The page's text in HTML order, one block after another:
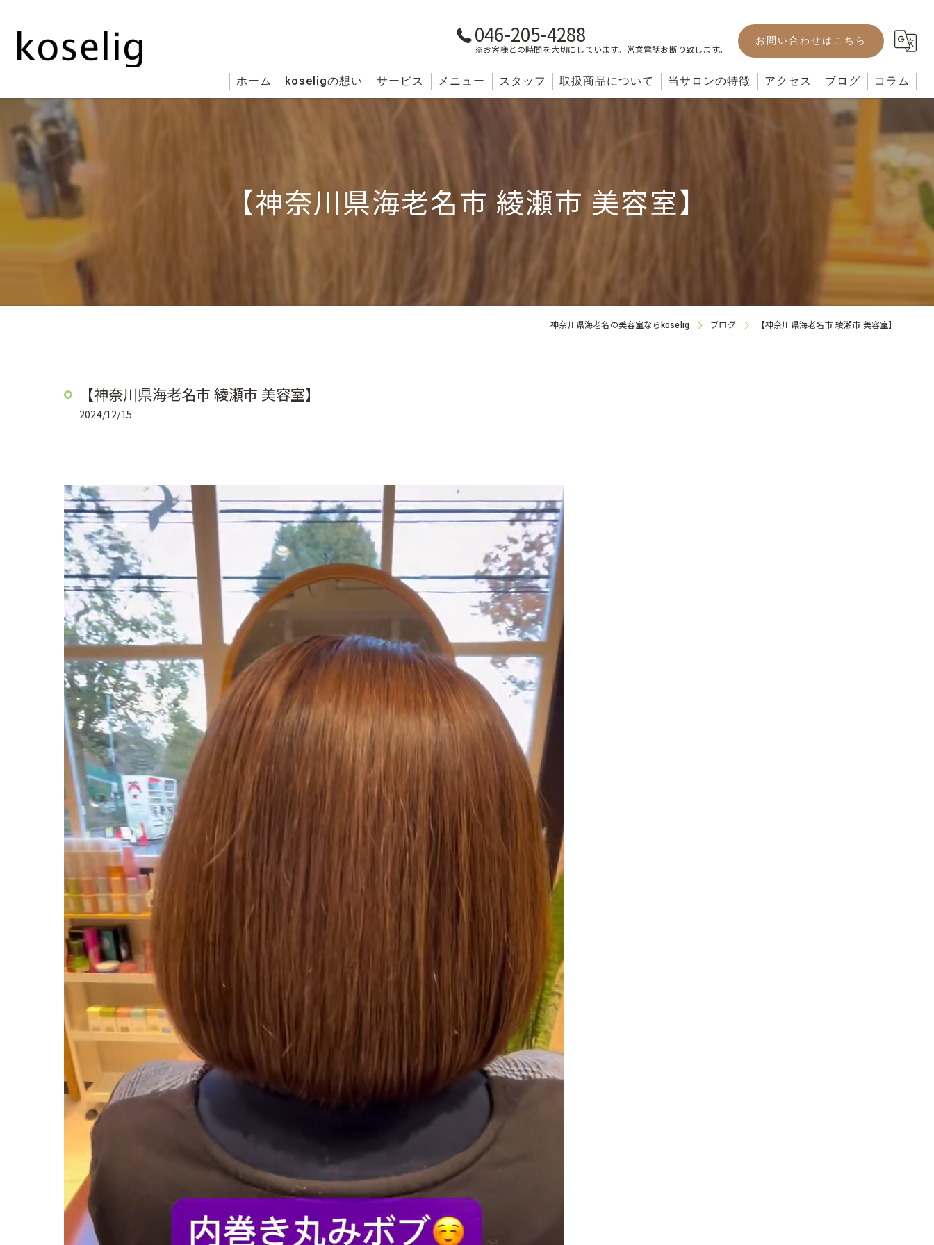
046-205-4288
※お客様との時間を大切にしています。営業電話お断り致します。
お問い合わせはこちら
ホーム koseligの想い サービス メニュー スタッフ 取扱商品について 当サロンの特徴
パーマ
アクセス ブログ コラム
【神奈川県海老名市 綾瀬市 美容室】
神奈川県海老名の美容室なら koselig ブログ 【神奈川県海老名市 綾瀬市 美容室】
【神奈川県海老名市 綾瀬市 美容室】
2024/12/15